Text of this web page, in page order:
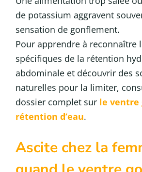
de potassium aggravent
sensation de gonflement.
Pour apprendre à reconnaître
spécifiques de la rétention
abdominale et découvrir des
naturelles pour la limiter,
dossier complet sur le ventre
rétention d’eau.
Ascite chez la